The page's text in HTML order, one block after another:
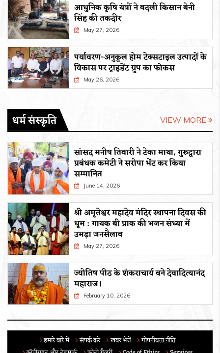
आधुनिक कृषि यंत्रों ने बदली किसान बेनी
सिंह की तकदीर
May 27, 2026
पर्यावरण-अनुकूल होम टेक्सटाइल उत्पादों के
विकास पर ट्राइडेंट ग्रुप का फोकस
May 26, 2026
धर्म संस्कृति VIEW MORE
सांसद मनीष तिवारी ने टेका माथा, गुरुद्वारा
प्रबंधक कमेटी ने सरोपा भेंट कर किया
सम्मानित
June 14, 2026
श्री अमृतेश्वर महादेव मंदिर स्थापना दिवस की
धूम : गायक बी प्राक की भजन संध्या में
उमड़ा जनसैलाब
May 27, 2026
ज्योतिष पीठ के शंकराचार्य बने देवादित्यानंद
महाराज।
February 10, 2026
हमारे बारे में संपर्क करे खबर भेजें
गोपनीयता नीति